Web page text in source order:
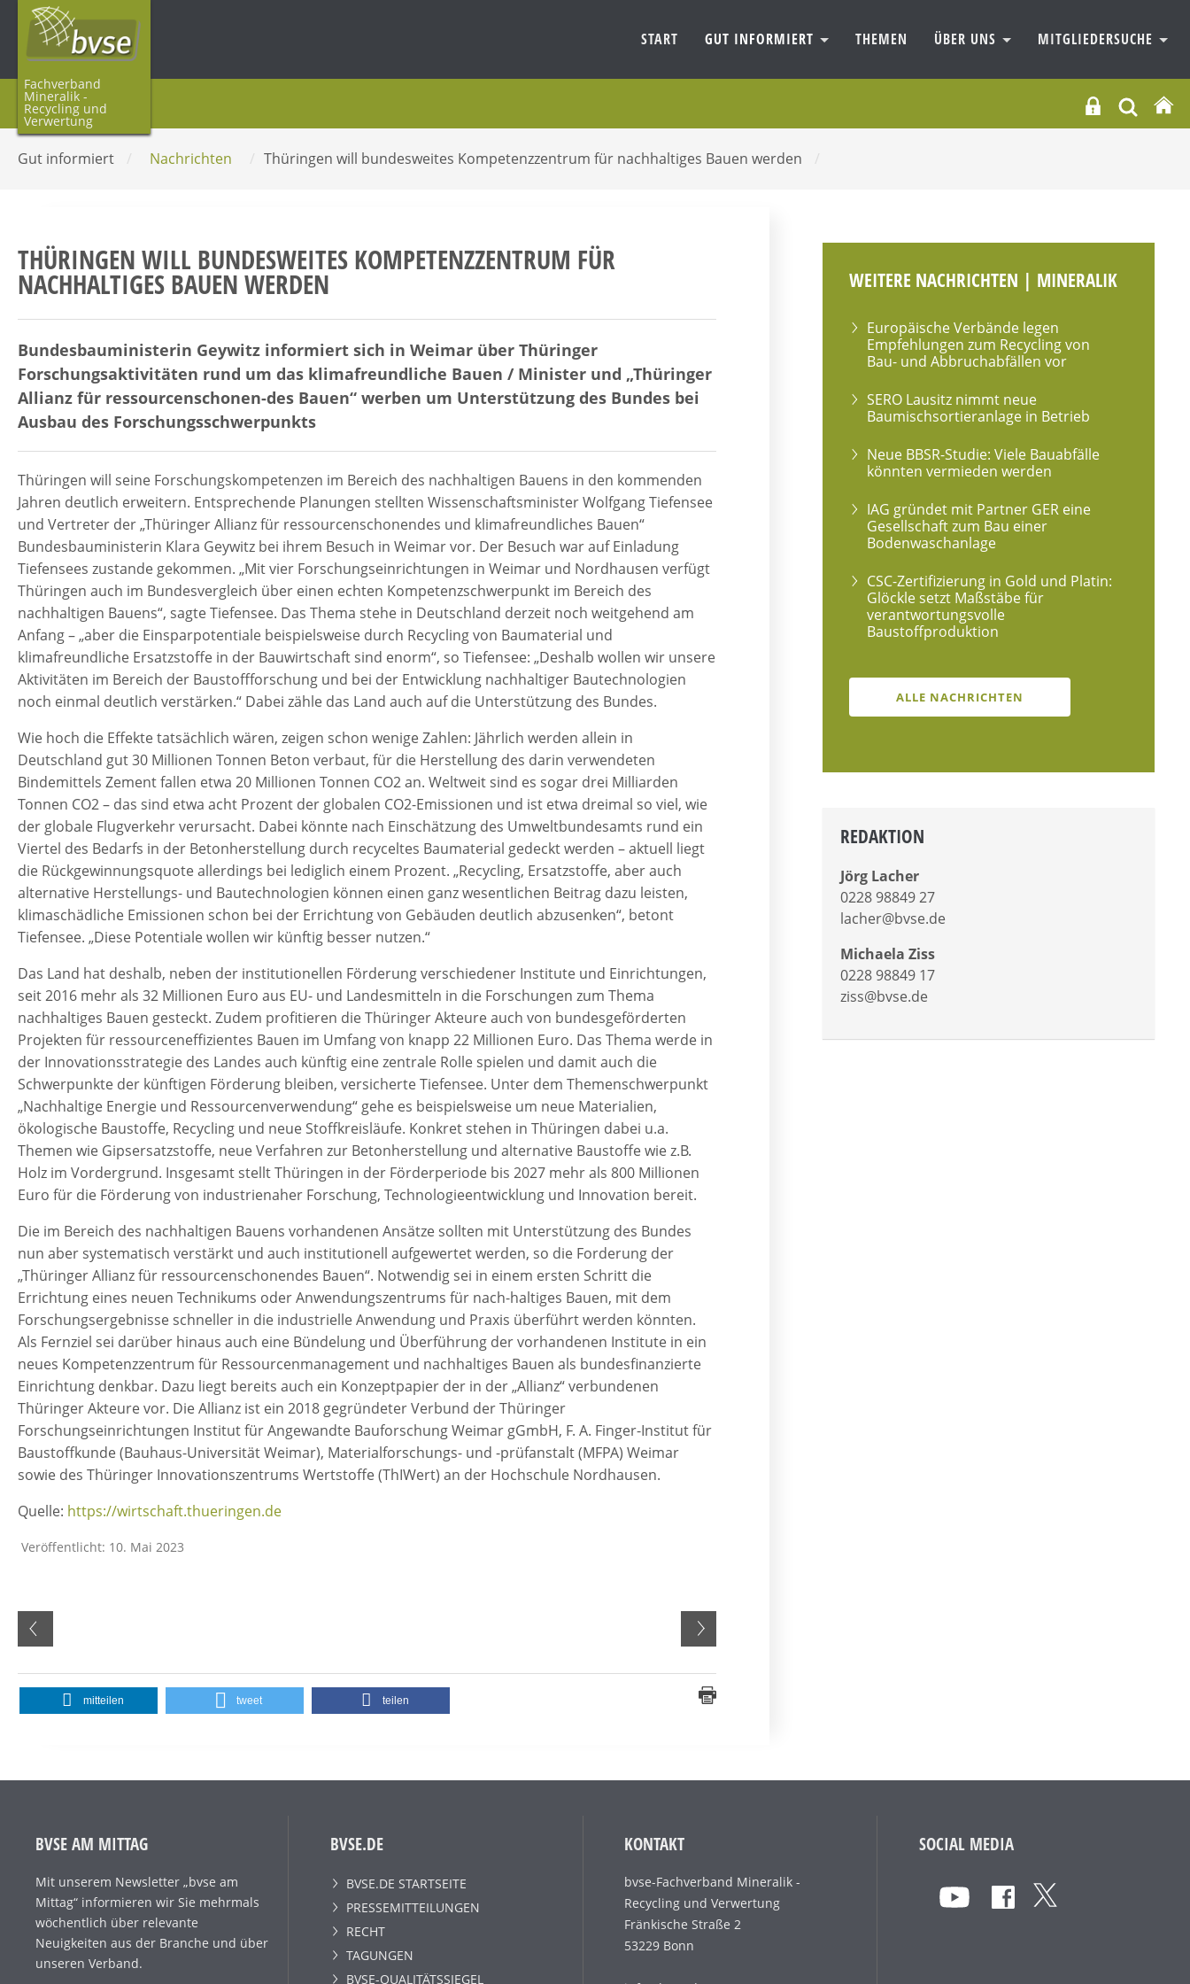
Fachverband
Mineralik -
Recycling und
Verwertung
START GUT INFORMIERT THEMEN ÜBER UNS MITGLIEDERSUCHE
Gut informiert / Nachrichten / Thüringen will bundesweites Kompetenzzentrum für nachhaltiges Bauen werden /
THÜRINGEN WILL BUNDESWEITES KOMPETENZZENTRUM FÜR
NACHHALTIGES BAUEN WERDEN
Bundesbauministerin Geywitz informiert sich in Weimar über Thüringer
Forschungsaktivitäten rund um das klimafreundliche Bauen / Minister und „Thüringer
Allianz für ressourcenschonen-des Bauen“ werben um Unterstützung des Bundes bei
Ausbau des Forschungsschwerpunkts
Thüringen will seine Forschungskompetenzen im Bereich des nachhaltigen Bauens in den kommenden
Jahren deutlich erweitern. Entsprechende Planungen stellten Wissenschaftsminister Wolfgang Tiefensee
und Vertreter der „Thüringer Allianz für ressourcenschonendes und klimafreundliches Bauen“
Bundesbauministerin Klara Geywitz bei ihrem Besuch in Weimar vor. Der Besuch war auf Einladung
Tiefensees zustande gekommen. „Mit vier Forschungseinrichtungen in Weimar und Nordhausen verfügt
Thüringen auch im Bundesvergleich über einen echten Kompetenzschwerpunkt im Bereich des
nachhaltigen Bauens“, sagte Tiefensee. Das Thema stehe in Deutschland derzeit noch weitgehend am
Anfang – „aber die Einsparpotentiale beispielsweise durch Recycling von Baumaterial und
klimafreundliche Ersatzstoffe in der Bauwirtschaft sind enorm“, so Tiefensee: „Deshalb wollen wir unsere
Aktivitäten im Bereich der Baustoffforschung und bei der Entwicklung nachhaltiger Bautechnologien
noch einmal deutlich verstärken.“ Dabei zähle das Land auch auf die Unterstützung des Bundes.
Wie hoch die Effekte tatsächlich wären, zeigen schon wenige Zahlen: Jährlich werden allein in
Deutschland gut 30 Millionen Tonnen Beton verbaut, für die Herstellung des darin verwendeten
Bindemittels Zement fallen etwa 20 Millionen Tonnen CO2 an. Weltweit sind es sogar drei Milliarden
Tonnen CO2 – das sind etwa acht Prozent der globalen CO2-Emissionen und ist etwa dreimal so viel, wie
der globale Flugverkehr verursacht. Dabei könnte nach Einschätzung des Umweltbundesamts rund ein
Viertel des Bedarfs in der Betonherstellung durch recyceltes Baumaterial gedeckt werden – aktuell liegt
die Rückgewinnungsquote allerdings bei lediglich einem Prozent. „Recycling, Ersatzstoffe, aber auch
alternative Herstellungs- und Bautechnologien können einen ganz wesentlichen Beitrag dazu leisten,
klimaschädliche Emissionen schon bei der Errichtung von Gebäuden deutlich abzusenken“, betont
Tiefensee. „Diese Potentiale wollen wir künftig besser nutzen.“
Das Land hat deshalb, neben der institutionellen Förderung verschiedener Institute und Einrichtungen,
seit 2016 mehr als 32 Millionen Euro aus EU- und Landesmitteln in die Forschungen zum Thema
nachhaltiges Bauen gesteckt. Zudem profitieren die Thüringer Akteure auch von bundesgeförderten
Projekten für ressourceneffizientes Bauen im Umfang von knapp 22 Millionen Euro. Das Thema werde in
der Innovationsstrategie des Landes auch künftig eine zentrale Rolle spielen und damit auch die
Schwerpunkte der künftigen Förderung bleiben, versicherte Tiefensee. Unter dem Themenschwerpunkt
„Nachhaltige Energie und Ressourcenverwendung“ gehe es beispielsweise um neue Materialien,
ökologische Baustoffe, Recycling und neue Stoffkreisläufe. Konkret stehen in Thüringen dabei u.a.
Themen wie Gipsersatzstoffe, neue Verfahren zur Betonherstellung und alternative Baustoffe wie z.B.
Holz im Vordergrund. Insgesamt stellt Thüringen in der Förderperiode bis 2027 mehr als 800 Millionen
Euro für die Förderung von industrienaher Forschung, Technologieentwicklung und Innovation bereit.
Die im Bereich des nachhaltigen Bauens vorhandenen Ansätze sollten mit Unterstützung des Bundes
nun aber systematisch verstärkt und auch institutionell aufgewertet werden, so die Forderung der
„Thüringer Allianz für ressourcenschonendes Bauen“. Notwendig sei in einem ersten Schritt die
Errichtung eines neuen Technikums oder Anwendungszentrums für nach-haltiges Bauen, mit dem
Forschungsergebnisse schneller in die industrielle Anwendung und Praxis überführt werden könnten.
Als Fernziel sei darüber hinaus auch eine Bündelung und Überführung der vorhandenen Institute in ein
neues Kompetenzzentrum für Ressourcenmanagement und nachhaltiges Bauen als bundesfinanzierte
Einrichtung denkbar. Dazu liegt bereits auch ein Konzeptpapier der in der „Allianz“ verbundenen
Thüringer Akteure vor. Die Allianz ist ein 2018 gegründeter Verbund der Thüringer
Forschungseinrichtungen Institut für Angewandte Bauforschung Weimar gGmbH, F. A. Finger-Institut für
Baustoffkunde (Bauhaus-Universität Weimar), Materialforschungs- und -prüfanstalt (MFPA) Weimar
sowie des Thüringer Innovationszentrums Wertstoffe (ThIWert) an der Hochschule Nordhausen.
Quelle: https://wirtschaft.thueringen.de
Veröffentlicht: 10. Mai 2023
mitteilen tweet teilen
WEITERE NACHRICHTEN | MINERALIK
Europäische Verbände legen
Empfehlungen zum Recycling von
Bau- und Abbruchabfällen vor
SERO Lausitz nimmt neue
Baumischsortieranlage in Betrieb
Neue BBSR-Studie: Viele Bauabfälle
könnten vermieden werden
IAG gründet mit Partner GER eine
Gesellschaft zum Bau einer
Bodenwaschanlage
CSC-Zertifizierung in Gold und Platin:
Glöckle setzt Maßstäbe für
verantwortungsvolle
Baustoffproduktion
ALLE NACHRICHTEN
REDAKTION
Jörg Lacher
0228 98849 27
lacher@bvse.de
Michaela Ziss
0228 98849 17
ziss@bvse.de
BVSE AM MITTAG
Mit unserem Newsletter „bvse am
Mittag“ informieren wir Sie mehrmals
wöchentlich über relevante
Neuigkeiten aus der Branche und über
unseren Verband.
BVSE.DE
BVSE.DE STARTSEITE
PRESSEMITTEILUNGEN
RECHT
TAGUNGEN
BVSE-QUALITÄTSSIEGEL
KONTAKT
bvse-Fachverband Mineralik -
Recycling und Verwertung
Fränkische Straße 2
53229 Bonn
SOCIAL MEDIA